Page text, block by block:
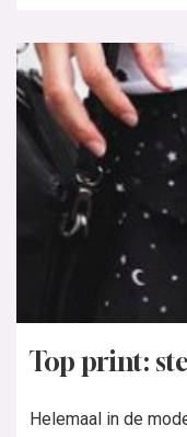
Top print:
Helemaal in de